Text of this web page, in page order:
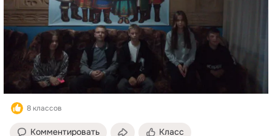
8 классов
Комментировать Класс